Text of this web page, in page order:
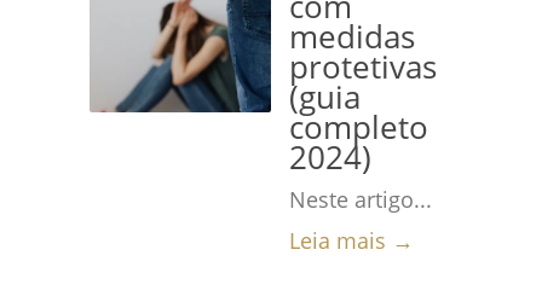
medidas
protetivas
(guia
completo
2024)
Neste artigo...
Leia mais →